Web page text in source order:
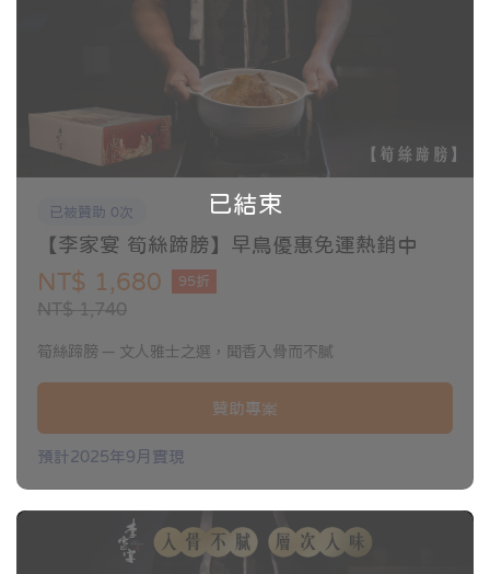
已結束
已被贊助 0次
【李家宴 筍絲蹄膀】早鳥優惠免運熱銷中
NT$ 1,680 95折
NT$ 1,740
筍絲蹄膀 — 文人雅士之選，聞香入骨而不膩
贊助專案
預計2025年9月實現